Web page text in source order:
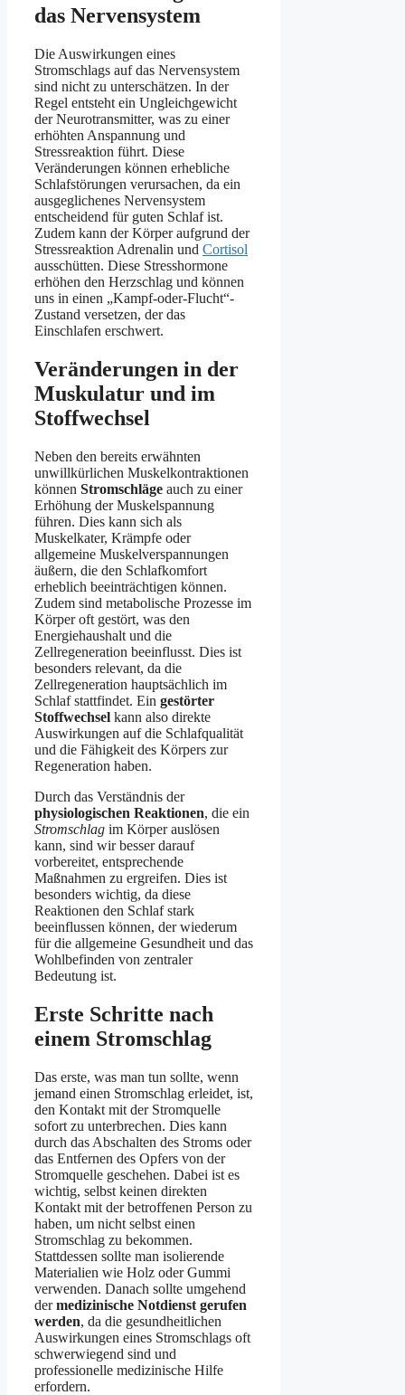
das Nervensystem
Die Auswirkungen eines
Stromschlags auf das Nervensystem
sind nicht zu unterschätzen. In der
Regel entsteht ein Ungleichgewicht
der Neurotransmitter, was zu einer
erhöhten Anspannung und
Stressreaktion führt. Diese
Veränderungen können erhebliche
Schlafstörungen verursachen, da ein
ausgeglichenes Nervensystem
entscheidend für guten Schlaf ist.
Zudem kann der Körper aufgrund der
Stressreaktion Adrenalin und Cortisol
ausschütten. Diese Stresshormone
erhöhen den Herzschlag und können
uns in einen „Kampf-oder-Flucht“-
Zustand versetzen, der das
Einschlafen erschwert.
Veränderungen in der
Muskulatur und im
Stoffwechsel
Neben den bereits erwähnten
unwillkürlichen Muskelkontraktionen
können Stromschläge auch zu einer
Erhöhung der Muskelspannung
führen. Dies kann sich als
Muskelkater, Krämpfe oder
allgemeine Muskelverspannungen
äußern, die den Schlafkomfort
erheblich beeinträchtigen können.
Zudem sind metabolische Prozesse im
Körper oft gestört, was den
Energiehaushalt und die
Zellregeneration beeinflusst. Dies ist
besonders relevant, da die
Zellregeneration hauptsächlich im
Schlaf stattfindet. Ein gestörter
Stoffwechsel kann also direkte
Auswirkungen auf die Schlafqualität
und die Fähigkeit des Körpers zur
Regeneration haben.
Durch das Verständnis der
physiologischen Reaktionen, die ein
Stromschlag im Körper auslösen
kann, sind wir besser darauf
vorbereitet, entsprechende
Maßnahmen zu ergreifen. Dies ist
besonders wichtig, da diese
Reaktionen den Schlaf stark
beeinflussen können, der wiederum
für die allgemeine Gesundheit und das
Wohlbefinden von zentraler
Bedeutung ist.
Erste Schritte nach
einem Stromschlag
Das erste, was man tun sollte, wenn
jemand einen Stromschlag erleidet, ist,
den Kontakt mit der Stromquelle
sofort zu unterbrechen. Dies kann
durch das Abschalten des Stroms oder
das Entfernen des Opfers von der
Stromquelle geschehen. Dabei ist es
wichtig, selbst keinen direkten
Kontakt mit der betroffenen Person zu
haben, um nicht selbst einen
Stromschlag zu bekommen.
Stattdessen sollte man isolierende
Materialien wie Holz oder Gummi
verwenden. Danach sollte umgehend
dermedizinische Notdienst gerufen
werden, da die gesundheitlichen
Auswirkungen eines Stromschlags oft
schwerwiegend sind und
professionelle medizinische Hilfe
erfordern.